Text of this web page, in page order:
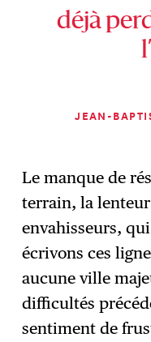
déjà
JEAN-
Le manque de
terrain, la lenteur
envahisseurs,
écrivons ces
aucune ville
difficultés
sentiment de